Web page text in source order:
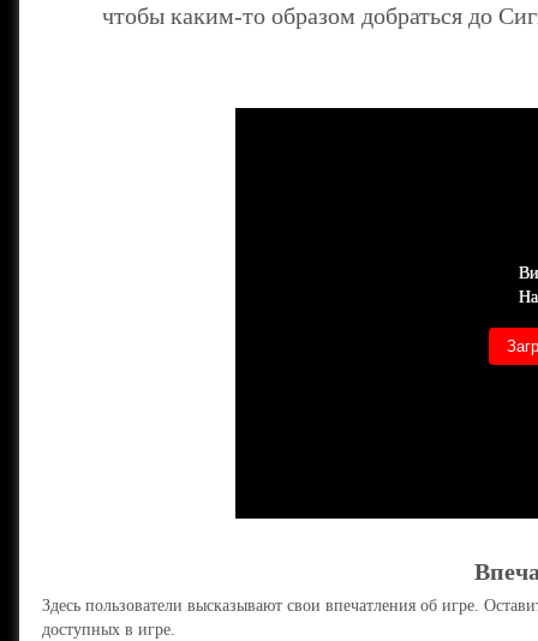
чтобы каким-то образом добраться до
Здесь пользователи высказывают свои впечатления об игре.
доступных в игре.